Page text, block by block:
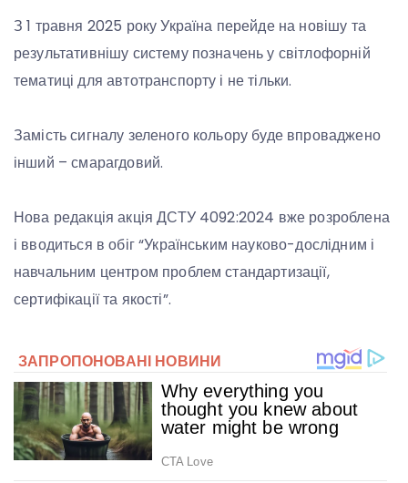
З 1 травня 2025 року Україна перейде на новішу та
результативнішу систему позначень у світлофорній
тематиці для автотранспорту і не тільки.
Замість сигналу зеленого кольору буде впроваджено
інший – смарагдовий.
Нова редакція акція ДСТУ 4092:2024 вже розроблена
і вводиться в обіг “Українським науково-дослідним і
навчальним центром проблем стандартизації,
сертифікації та якості”.